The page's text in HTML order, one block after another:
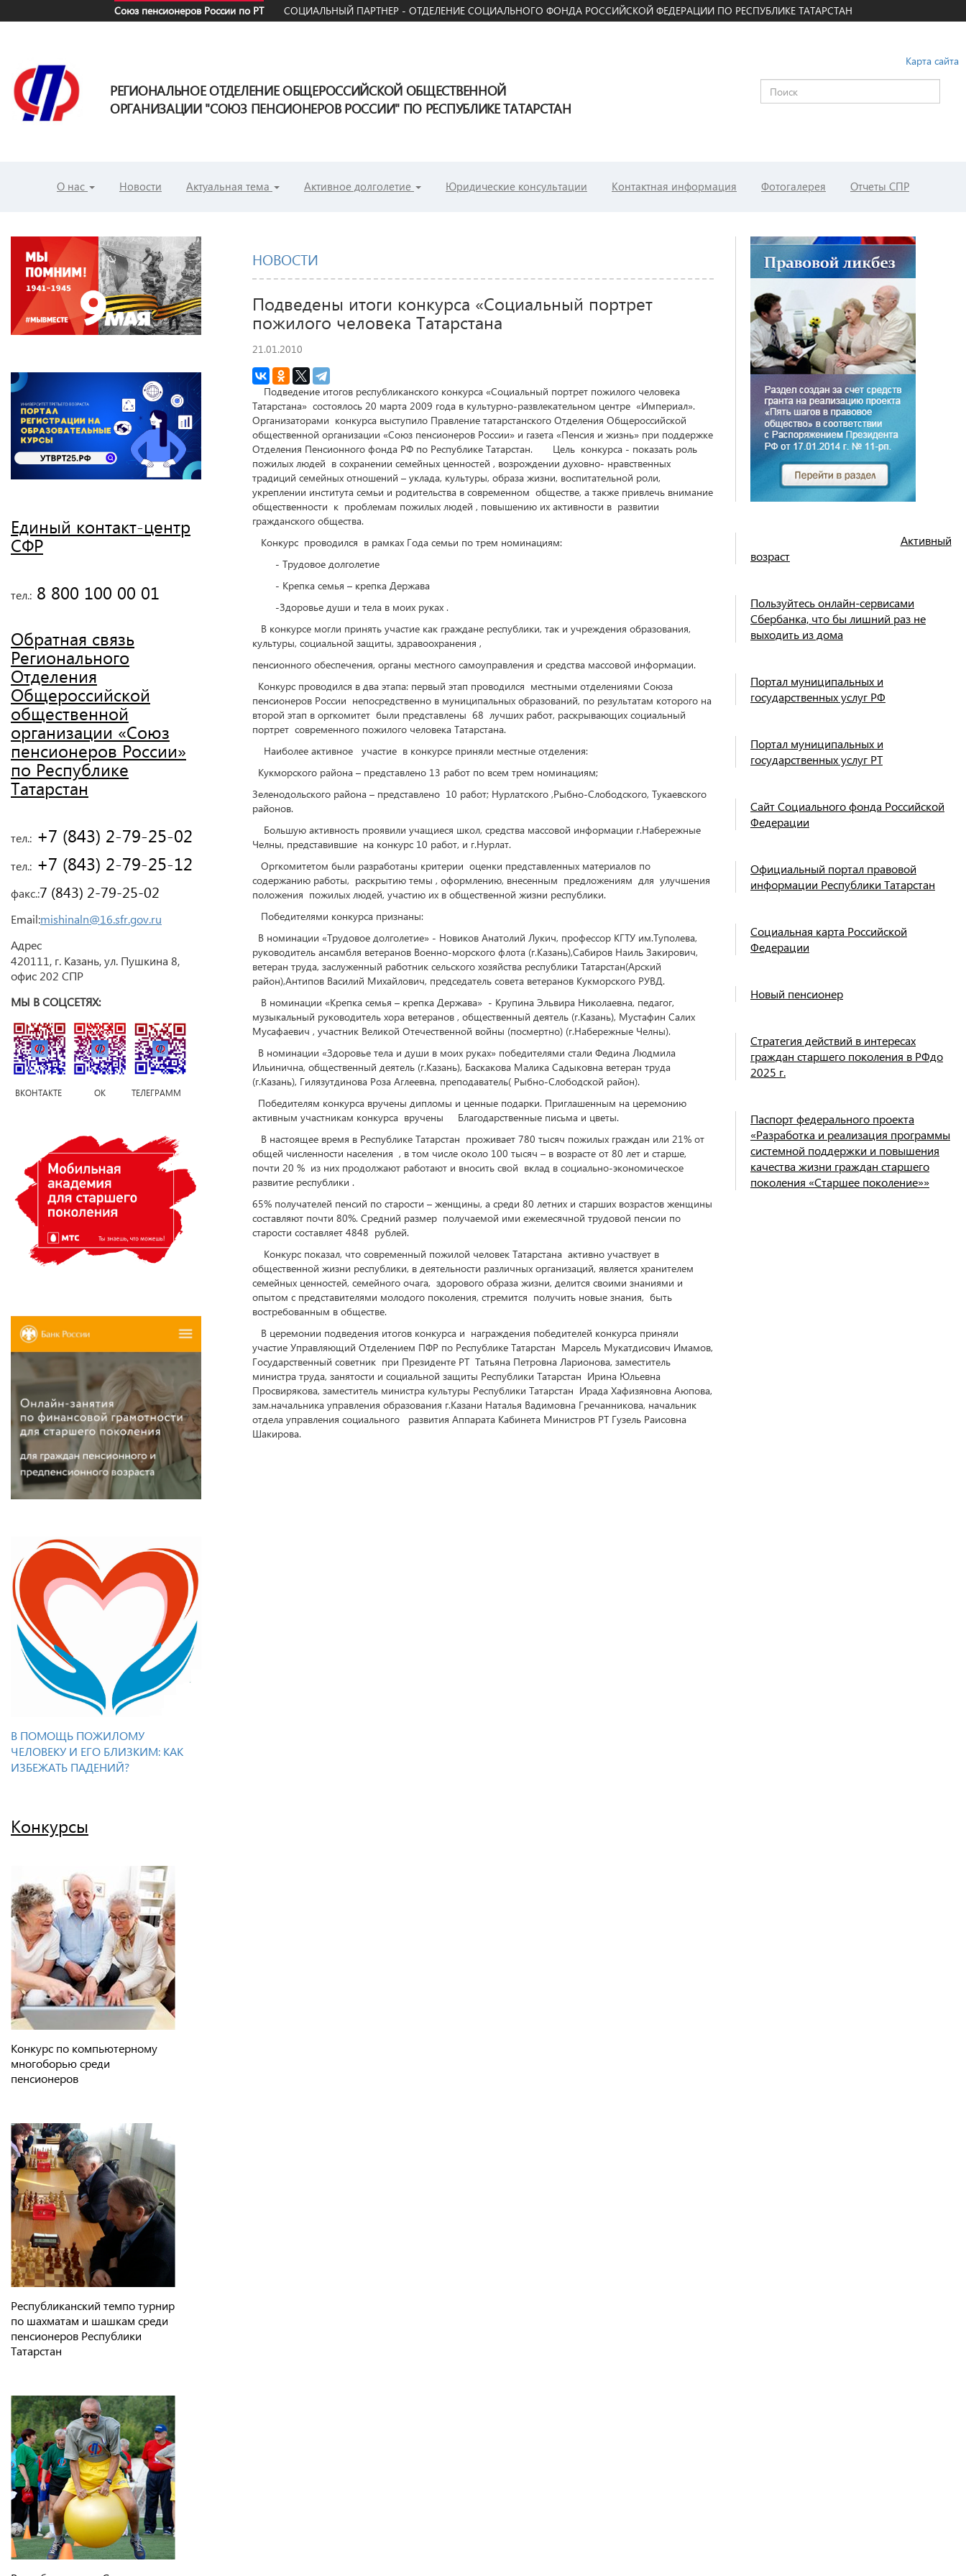
Союз пенсионеров России по РТ СОЦИАЛЬНЫЙ ПАРТНЕР - ОТДЕЛЕНИЕ СОЦИАЛЬНОГО ФОНДА РОССИЙСКОЙ ФЕДЕРАЦИИ ПО РЕСПУБЛИКЕ ТАТАРСТАН
РЕГИОНАЛЬНОЕ ОТДЕЛЕНИЕ ОБЩЕРОССИЙСКОЙ ОБЩЕСТВЕННОЙ
ОРГАНИЗАЦИИ "СОЮЗ ПЕНСИОНЕРОВ РОССИИ" ПО РЕСПУБЛИКЕ ТАТАРСТАН
Карта сайта
О нас Новости Актуальная тема Активное долголетие Юридические консультации Контактная информация Фотогалерея Отчеты СПР
НОВОСТИ
Подведены итоги конкурса «Социальный портрет
пожилого человека Татарстана
21.01.2010
Подведение итогов республиканского конкурса «Социальный портрет пожилого человека
Татарстана» состоялось 20 марта 2009 года в культурно-развлекательном центре «Империал».
Организаторами конкурса выступило Правление татарстанского Отделения Общероссийской
общественной организации «Союз пенсионеров России» и газета «Пенсия и жизнь» при поддержке
Отделения Пенсионного фонда РФ по Республике Татарстан. Цель конкурса - показать роль
пожилых людей в сохранении семейных ценностей , возрождении духовно- нравственных
традиций семейных отношений – уклада, культуры, образа жизни, воспитательной роли,
укреплении института семьи и родительства в современном обществе, а также привлечь внимание
общественности к проблемам пожилых людей , повышению их активности в развитии
гражданского общества.
Конкурс проводился в рамках Года семьи по трем номинациям:
- Трудовое долголетие
- Крепка семья – крепка Держава
-Здоровье души и тела в моих руках .
В конкурсе могли принять участие как граждане республики, так и учреждения образования,
культуры, социальной защиты, здравоохранения ,
пенсионного обеспечения, органы местного самоуправления и средства массовой информации.
Конкурс проводился в два этапа: первый этап проводился местными отделениями Союза
пенсионеров России непосредственно в муниципальных образований, по результатам которого на
второй этап в оргкомитет были представлены 68 лучших работ, раскрывающих социальный
портрет современного пожилого человека Татарстана.
Наиболее активное участие в конкурсе приняли местные отделения:
Кукморского района – представлено 13 работ по всем трем номинациям;
Зеленодольского района – представлено 10 работ; Нурлатского ,Рыбно-Слободского, Тукаевского
районов.
Большую активность проявили учащиеся школ, средства массовой информации г.Набережные
Челны, представившие на конкурс 10 работ, и г.Нурлат.
Оргкомитетом были разработаны критерии оценки представленных материалов по
содержанию работы, раскрытию темы , оформлению, внесенным предложениям для улучшения
положения пожилых людей, участию их в общественной жизни республики.
Победителями конкурса признаны:
В номинации «Трудовое долголетие» - Новиков Анатолий Лукич, профессор КГТУ им.Туполева,
руководитель ансамбля ветеранов Военно-морского флота (г.Казань),Сабиров Наиль Закирович,
ветеран труда, заслуженный работник сельского хозяйства республики Татарстан(Арский
район),Антипов Василий Михайлович, председатель совета ветеранов Кукморского РУВД.
В номинации «Крепка семья – крепка Держава» - Крупина Эльвира Николаевна, педагог,
музыкальный руководитель хора ветеранов , общественный деятель (г.Казань), Мустафин Салих
Мусафаевич , участник Великой Отечественной войны (посмертно) (г.Набережные Челны).
В номинации «Здоровье тела и души в моих руках» победителями стали Федина Людмила
Ильинична, общественный деятель (г.Казань), Баскакова Малика Садыковна ветеран труда
(г.Казань), Гилязутдинова Роза Аглеевна, преподаватель( Рыбно-Слободской район).
Победителям конкурса вручены дипломы и ценные подарки. Приглашенным на церемонию
активным участникам конкурса вручены Благодарственные письма и цветы.
В настоящее время в Республике Татарстан проживает 780 тысяч пожилых граждан или 21% от
общей численности населения , в том числе около 100 тысяч – в возрасте от 80 лет и старше,
почти 20 % из них продолжают работают и вносить свой вклад в социально-экономическое
развитие республики .
65% получателей пенсий по старости – женщины, а среди 80 летних и старших возрастов женщины
составляют почти 80%. Средний размер получаемой ими ежемесячной трудовой пенсии по
старости составляет 4848 рублей.
Конкурс показал, что современный пожилой человек Татарстана активно участвует в
общественной жизни республики, в деятельности различных организаций, является хранителем
семейных ценностей, семейного очага, здорового образа жизни, делится своими знаниями и
опытом с представителями молодого поколения, стремится получить новые знания, быть
востребованным в обществе.
В церемонии подведения итогов конкурса и награждения победителей конкурса приняли
участие Управляющий Отделением ПФР по Республике Татарстан Марсель Мукатдисович Имамов,
Государственный советник при Президенте РТ Татьяна Петровна Ларионова, заместитель
министра труда, занятости и социальной защиты Республики Татарстан Ирина Юльевна
Просвирякова, заместитель министра культуры Республики Татарстан Ирада Хафизяновна Аюпова,
зам.начальника управления образования г.Казани Наталья Вадимовна Гречанникова, начальник
отдела управления социального развития Аппарата Кабинета Министров РТ Гузель Раисовна
Шакирова.
Единый контакт-центр
СФР
тел.: 8 800 100 00 01
Обратная связь
Регионального
Отделения
Общероссийской
общественной
организации «Союз
пенсионеров России»
по Республике
Татарстан
тел.: +7 (843) 2-79-25-02
тел.: +7 (843) 2-79-25-12
факс.:7 (843) 2-79-25-02
Email:mishinaln@16.sfr.gov.ru
Адрес
420111, г. Казань, ул. Пушкина 8,
офис 202 СПР
МЫ В СОЦСЕТЯХ:
ВКОНТАКТЕ ОК ТЕЛЕГРАММ
В ПОМОЩЬ ПОЖИЛОМУ
ЧЕЛОВЕКУ И ЕГО БЛИЗКИМ: КАК
ИЗБЕЖАТЬ ПАДЕНИЙ?
Конкурсы
Конкурс по компьютерному
многоборью среди
пенсионеров
Республиканский темпо турнир
по шахматам и шашкам среди
пенсионеров Республики
Татарстан
Активный
возраст
Пользуйтесь онлайн-сервисами
Сбербанка, что бы лишний раз не
выходить из дома
Портал муниципальных и
государственных услуг РФ
Портал муниципальных и
государственных услуг РТ
Сайт Социального фонда Российской
Федерации
Официальный портал правовой
информации Республики Татарстан
Социальная карта Российской
Федерации
Новый пенсионер
Стратегия действий в интересах
граждан старшего поколения в РФдо
2025 г.
Паспорт федерального проекта
«Разработка и реализация программы
системной поддержки и повышения
качества жизни граждан старшего
поколения «Старшее поколение»»